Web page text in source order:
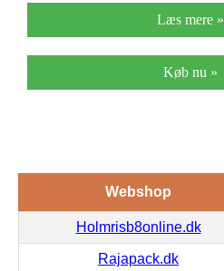
Læs mere »
Køb nu »
Webshop
Holmrisb8online.dk
Rajapack.dk